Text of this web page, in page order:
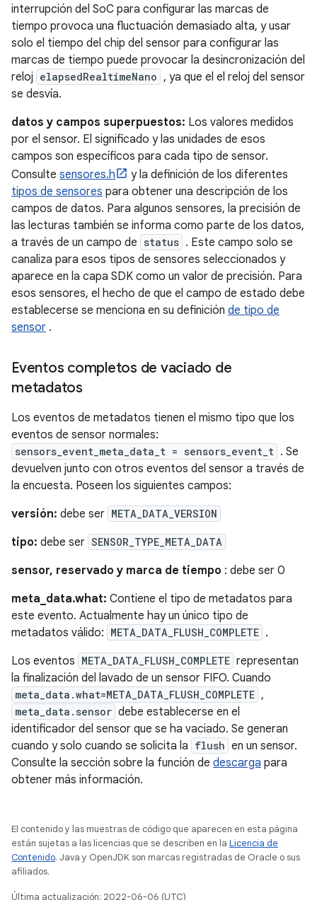
interrupción del SoC para configurar las marcas de
tiempo provoca una fluctuación demasiado alta, y usar
solo el tiempo del chip del sensor para configurar las
marcas de tiempo puede provocar la desincronización del
reloj elapsedRealtimeNano , ya que el el reloj del sensor
se desvía.
datos y campos superpuestos: Los valores medidos
por el sensor. El significado y las unidades de esos
campos son específicos para cada tipo de sensor.
Consulte sensores.h
y la definición de los diferentes
tipos de sensores para obtener una descripción de los
campos de datos. Para algunos sensores, la precisión de
las lecturas también se informa como parte de los datos,
a través de un campo de status . Este campo solo se
canaliza para esos tipos de sensores seleccionados y
aparece en la capa SDK como un valor de precisión. Para
esos sensores, el hecho de que el campo de estado debe
establecerse se menciona en su definición de tipo de
sensor .
Eventos completos de vaciado de
metadatos
Los eventos de metadatos tienen el mismo tipo que los
eventos de sensor normales:
sensors_event_meta_data_t = sensors_event_t . Se
devuelven junto con otros eventos del sensor a través de
la encuesta. Poseen los siguientes campos:
versión: debe ser META_DATA_VERSION
tipo: debe ser SENSOR_TYPE_META_DATA
sensor, reservado y marca de tiempo : debe ser 0
meta_data.what: Contiene el tipo de metadatos para
este evento. Actualmente hay un único tipo de
metadatos válido: META_DATA_FLUSH_COMPLETE .
Los eventos META_DATA_FLUSH_COMPLETE representan
la finalización del lavado de un sensor FIFO. Cuando
meta_data.what=META_DATA_FLUSH_COMPLETE ,
meta_data.sensor debe establecerse en el
identificador del sensor que se ha vaciado. Se generan
cuando y solo cuando se solicita la flush en un sensor.
Consulte la sección sobre la función de descarga para
obtener más información.
El contenido y las muestras de código que aparecen en esta página
están sujetas a las licencias que se describen en la Licencia de
Contenido. Java y OpenJDK son marcas registradas de Oracle o sus
afiliados.
Última actualización: 2022-06-06 (UTC)